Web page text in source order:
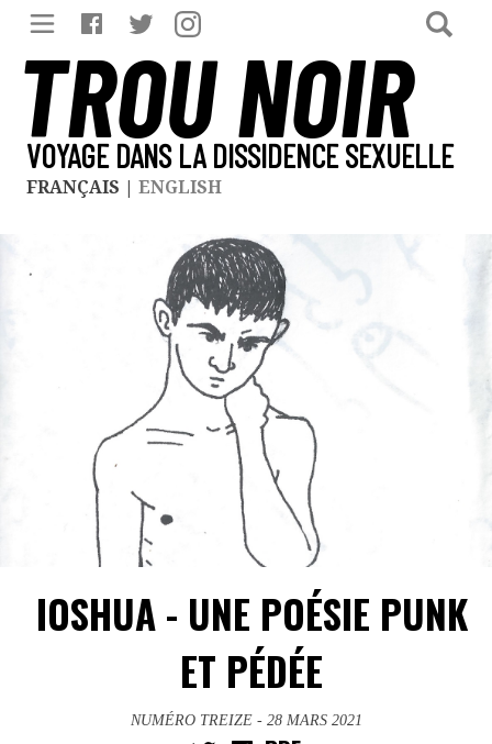
TROU NOIR
VOYAGE DANS LA DISSIDENCE SEXUELLE
FRANÇAIS | ENGLISH
IOSHUA - UNE POÉSIE PUNK
ET PÉDÉE
NUMÉRO TREIZE - 28 MARS 2021